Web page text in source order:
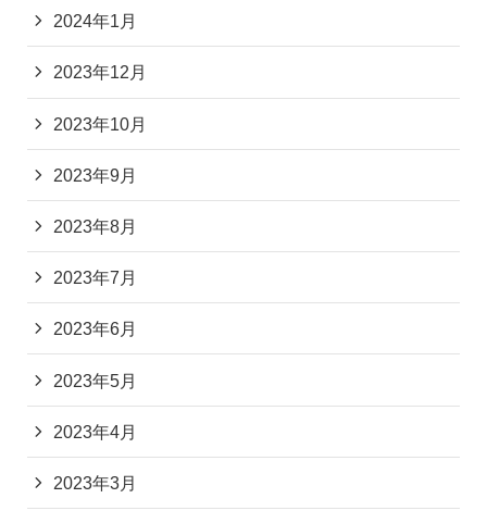
2024年1月
2023年12月
2023年10月
2023年9月
2023年8月
2023年7月
2023年6月
2023年5月
2023年4月
2023年3月